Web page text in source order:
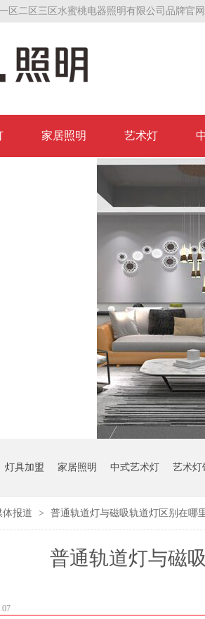
区二区三区水蜜桃电器照明有限公司品牌官
家居照明 艺术灯
灯具加盟 家居照明 中式艺术灯 艺术灯
体报道 > 普通轨道灯与磁吸轨道灯区别在哪里
普通轨道灯与磁吸